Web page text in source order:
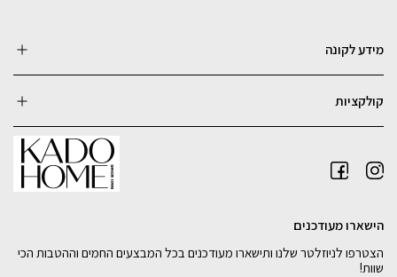
מידע לקונה
קולקציות
הישארו מעודכנים
הצטרפו לניוזלטר שלנו ותישארו מעודכנים בכל המבצעים החמים וההטבות הכי
שוות!